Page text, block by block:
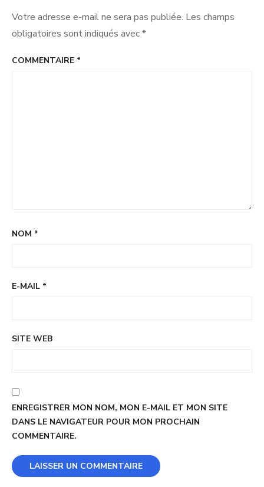
Votre adresse e-mail ne sera pas publiée. Les champs
obligatoires sont indiqués avec*
COMMENTAIRE *
NOM *
E-MAIL *
SITE WEB
ENREGISTRER MON NOM, MON E-MAIL ET MON SITE
DANS LE NAVIGATEUR POUR MON PROCHAIN
COMMENTAIRE.